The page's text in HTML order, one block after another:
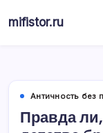
mifistor.ru
Античность без
Правда